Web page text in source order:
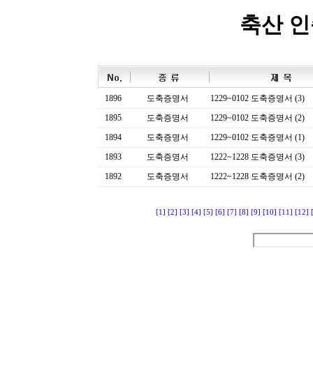
축산
1896 도축증명서
1229~0102 도축증명서 (3)
1895
도축증명서
1229~0102 도축증명서 (2)
1894
도축증명서
1229~0102 도축증명서 (1)
1893
도축증명서
1222~1228 도축증명서 (3)
1892
도축증명서 1222~1228 도축증명서 (2)
[1] [2] [3] [4] [5] [6] [7] [8] [9] [10] [11] [12]